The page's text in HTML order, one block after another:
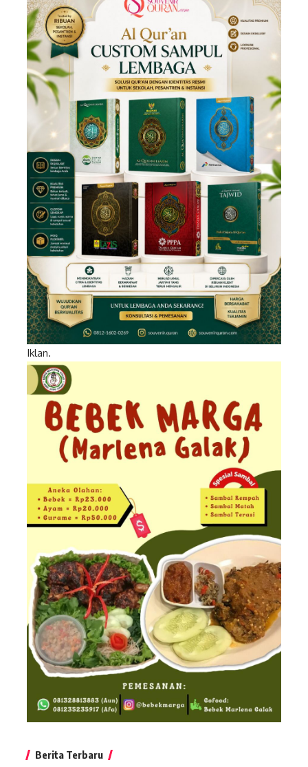
Iklan.
Berita Terbaru